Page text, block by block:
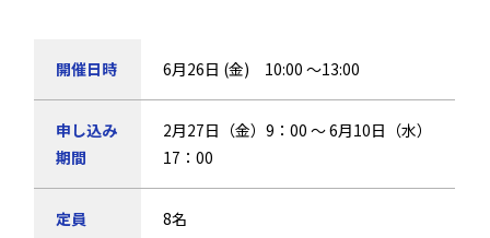
開催日時 6月26日 (金) 10:00 ～13:00
申し込み
期間
2月27日（金）9：00 ～ 6月10日（水）
17：00
定員 8名